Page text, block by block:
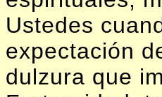
Ustedes
expectación
dulzura que